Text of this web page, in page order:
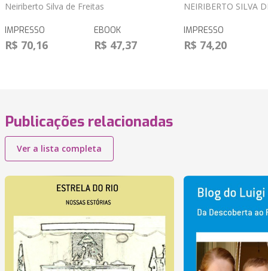
Neiriberto Silva de Freitas
IMPRESSO
R$ 70,16
EBOOK
R$ 47,37
NEIRIBERTO SILVA
IMPRESSO
R$ 74,20
Publicações relacionadas
Ver a lista completa